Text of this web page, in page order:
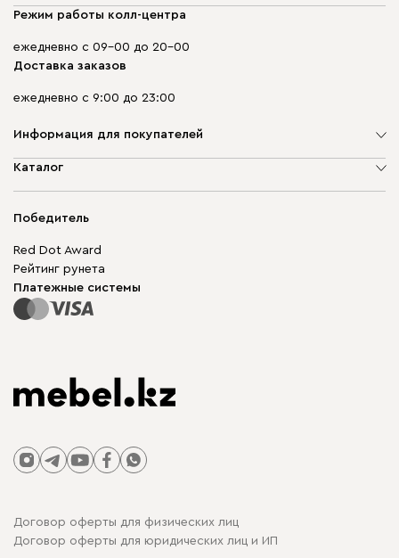
Режим работы колл-центра
ежедневно с 09-00 до 20-00
Доставка заказов
ежедневно с 9:00 до 23:00
Информация для покупателей
О компании
Гарантия
Карта сайта
Каталог
Корпусная мебель
Модульная мебель
Столы и стулья
Победитель
Red Dot Award
Рейтинг рунета
Платежные системы
Договор оферты для физических лиц
Договор оферты для юридических лиц и ИП